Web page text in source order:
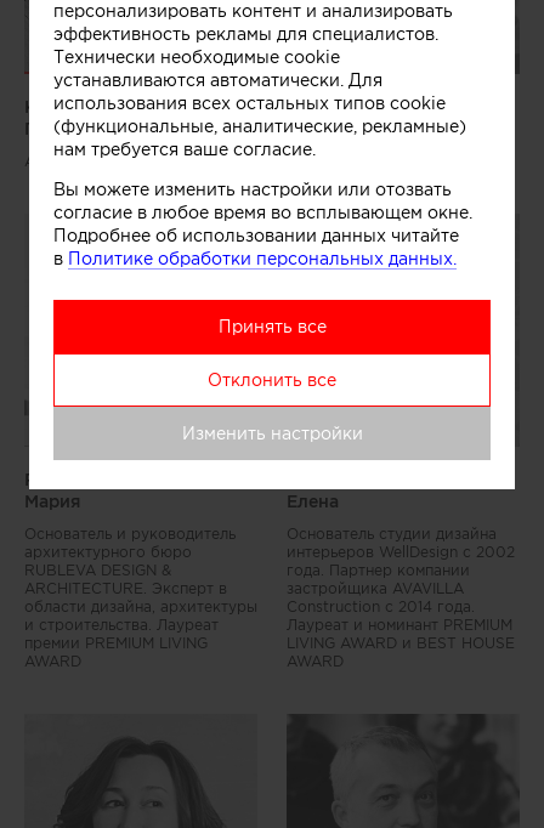
Козейкин
Петр
Архитектор
Сенькина
Валерия
Архитектор
Рублева
Мария
Основатель и руководитель
архитектурного бюро
RUBLEVA DESIGN &
ARCHITECTURE. Эксперт в
области дизайна, архитектуры
и строительства. Лауреат
премии PREMIUM LIVING
AWARD
Елена
Основатель студии дизайна
интерьеров WellDesign с 2002
года. Партнер компании
застройщика AVAVILLA
Construction c 2014 года.
Лауреат и номинант PREMIUM
LIVING AWARD и BEST HOUSE
AWARD
персонализировать контент и анализировать
эффективность рекламы для специалистов.
Технически необходимые cookie
устанавливаются автоматически. Для
использования всех остальных типов cookie
(функциональные, аналитические, рекламные)
нам требуется ваше согласие.
Вы можете изменить настройки или отозвать
согласие в любое время во всплывающем окне.
Подробнее об использовании данных читайте
в Политике обработки персональных данных.
Принять все
Отклонить все
Изменить настройки